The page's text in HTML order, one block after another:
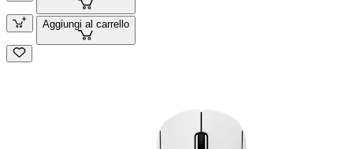
Aggiungi al carrello